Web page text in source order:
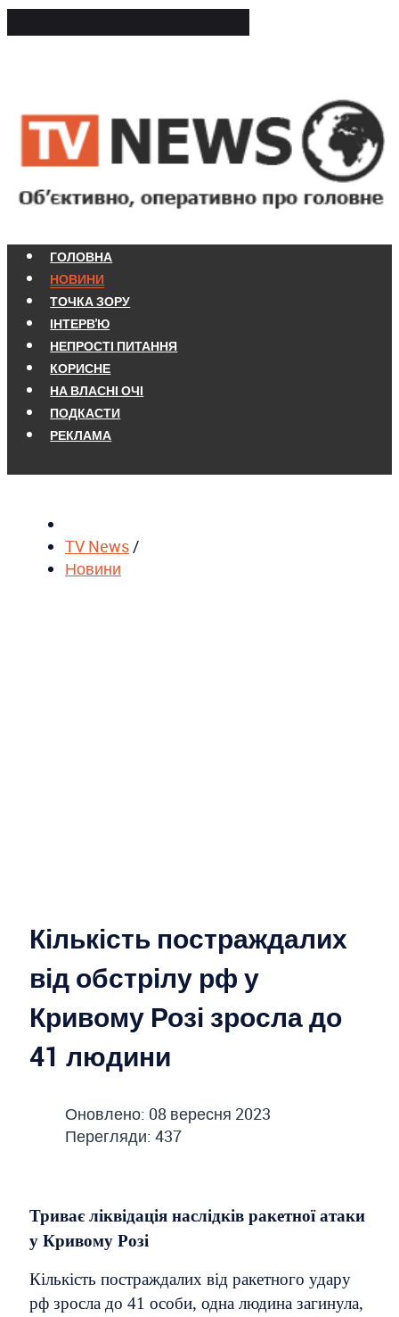
ГОЛОВНА
НОВИНИ
ТОЧКА ЗОРУ
ІНТЕРВ'Ю
НЕПРОСТІ ПИТАННЯ
КОРИСНЕ
НА ВЛАСНІ ОЧІ
ПОДКАСТИ
РЕКЛАМА
TV News/
Новини
Кількість постраждалих
від обстрілу рф у
Кривому Розі зросла до
41 людини
Оновлено: 08 вересня 2023
Перегляди: 437
Триває ліквідація наслідків ракетної атаки
у Кривому Розі
Кількість постраждалих від ракетного удару
рф зросла до 41 особи, одна людина загинула,